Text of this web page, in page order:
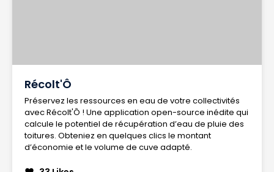
Récolt'Ô
Préservez les ressources en eau de votre collectivités
avec Récolt'Ô ! Une application open-source inédite qui
calcule le potentiel de récupération d’eau de pluie des
toitures. Obteniez en quelques clics le montant
d’économie et le volume de cuve adapté.